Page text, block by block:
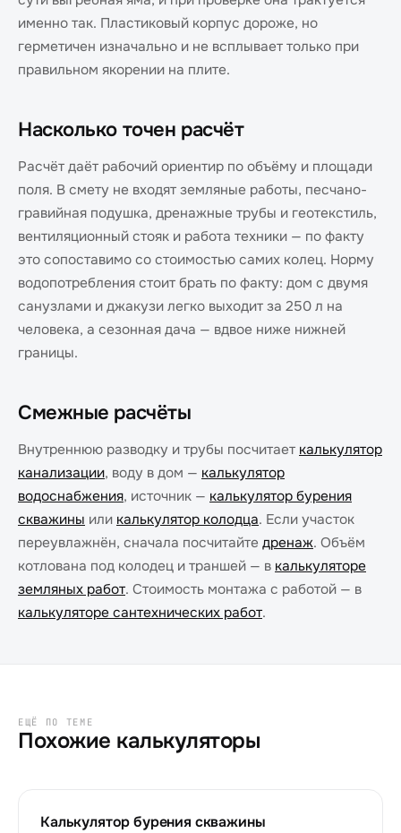
именно так. Пластиковый корпус дороже, но
герметичен изначально и не всплывает только при
правильном якорении на плите.
Насколько точен расчёт
Расчёт даёт рабочий ориентир по объёму и площади
поля. В смету не входят земляные работы, песчано-
гравийная подушка, дренажные трубы и геотекстиль,
вентиляционный стояк и работа техники — по факту
это сопоставимо со стоимостью самих колец. Норму
водопотребления стоит брать по факту: дом с двумя
санузлами и джакузи легко выходит за 250 л на
человека, а сезонная дача — вдвое ниже нижней
границы.
Смежные расчёты
Внутреннюю разводку и трубы посчитает калькулятор
канализации, воду в дом — калькулятор
водоснабжения, источник — калькулятор бурения
скважины или калькулятор колодца. Если участок
переувлажнён, сначала посчитайте дренаж. Объём
котлована под колодец и траншей — в калькуляторе
земляных работ. Стоимость монтажа с работой — в
калькуляторе сантехнических работ.
ЕЩЁ ПО ТЕМЕ
Похожие калькуляторы
Калькулятор бурения скважины